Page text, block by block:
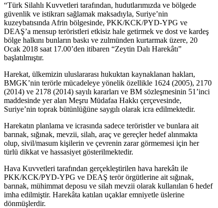
“Türk Silahlı Kuvvetleri tarafından, hudutlarımızda ve bölgede
güvenlik ve istikrarı sağlamak maksadıyla, Suriye’nin
kuzeybatısında Afrin bölgesinde, PKK/KCK/PYD-YPG ve
DEAŞ’a mensup teröristleri etkisiz hale getirmek ve dost ve kardeş
bölge halkını bunların baskı ve zulmünden kurtarmak üzere, 20
Ocak 2018 saat 17.00’den itibaren “Zeytin Dalı Harekâtı”
başlatılmıştır.
Harekat, ülkemizin uluslararası hukuktan kaynaklanan hakları,
BMGK’nin terörle mücadeleye yönelik özellikle 1624 (2005), 2170
(2014) ve 2178 (2014) sayılı kararları ve BM sözleşmesinin 51’inci
maddesinde yer alan Meşru Müdafaa Hakkı çerçevesinde,
Suriye’nin toprak bütünlüğüne saygılı olarak icra edilmektedir.
Harekatın planlama ve icrasında sadece teröristler ve bunlara ait
barınak, sığınak, mevzii, silah, araç ve gereçler hedef alınmakta
olup, sivil/masum kişilerin ve çevrenin zarar görmemesi için her
türlü dikkat ve hassasiyet gösterilmektedir.
Hava Kuvvetleri tarafından gerçekleştirilen hava harekâtı ile
PKK/KCK/PYD-YPG ve DEAŞ terör örgütlerine ait sığınak,
barınak, mühimmat deposu ve silah mevzii olarak kullanılan 6 hedef
imha edilmiştir. Harekâta katılan uçaklar emniyetle üslerine
dönmüşlerdir.